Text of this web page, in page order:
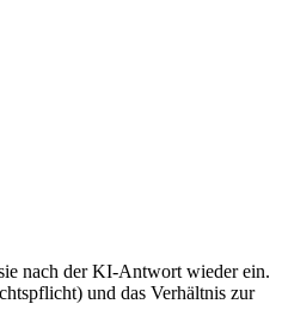
nach der KI-Antwort wieder ein.
und das Verhältnis zur